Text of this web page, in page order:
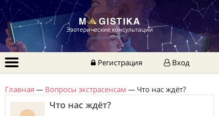
Эзотерические консультации
Регистрация Вход
Главная — Вопросы экстрасенсам — Что нас ждёт?
Что нас ждёт?